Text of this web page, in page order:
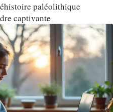
paléolithique
captivante